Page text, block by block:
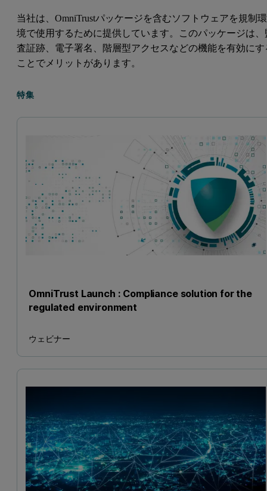
当社は、OmniTrustパッケージを含むソフトウェアを規制環
境で使用するために提供しています。このパッケージは、
査証跡、電子署名、階層型アクセスなどの機能を有効にす
ことでメリットがあります。
特集
OmniTrust Launch : Compliance solution for the
regulated environment
ウェビナー